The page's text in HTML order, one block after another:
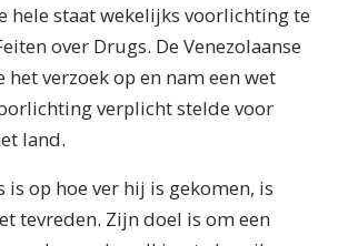
hele staat wekelijks voorlichting te
over Drugs. De Venezolaanse
verzoek op en nam een wet
verplicht stelde voor
land.
op hoe ver hij is gekomen, is
tevreden. Zijn doel is om een